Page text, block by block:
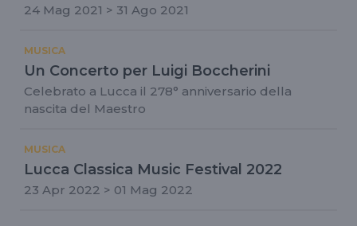
24 Mag 2021 > 31 Ago 2021
MUSICA
Un Concerto per Luigi Boccherini
Celebrato a Lucca il 278° anniversario della
nascita del Maestro
MUSICA
Lucca Classica Music Festival 2022
23 Apr 2022 > 01 Mag 2022